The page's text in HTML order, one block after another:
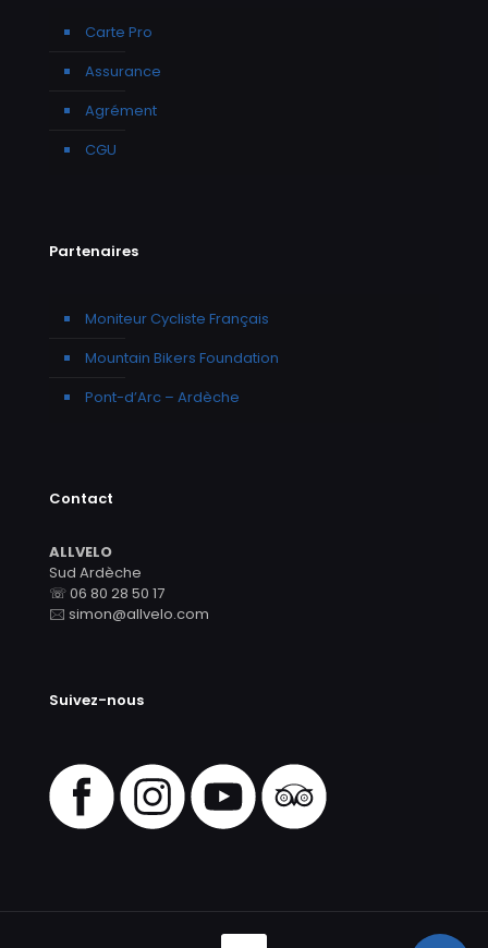
Carte Pro
Assurance
Agrément
CGU
Partenaires
Moniteur Cycliste Français
Mountain Bikers Foundation
Pont-d’Arc – Ardèche
Contact
ALLVELO
Sud Ardèche
☏ 06 80 28 50 17
🖂 simon@allvelo.com
Suivez-nous